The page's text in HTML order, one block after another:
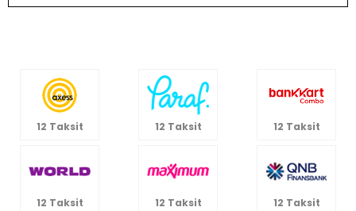
12 Taksit 12 Taksit 12 Taksit
12 Taksit 12 Taksit 12 Taksit